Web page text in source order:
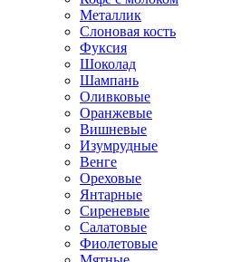
Металлик
Слоновая кость
Фуксия
Шоколад
Шампань
Оливковые
Оранжевые
Вишневые
Изумрудные
Венге
Ореховые
Янтарные
Сиреневые
Салатовые
Фиолетовые